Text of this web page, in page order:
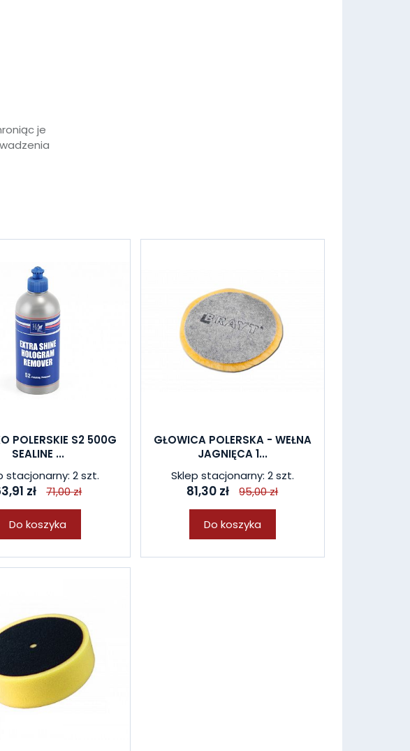
je
POLERSKIE S2 500G
SEALINE ...
stacjonarny: 2 szt.
zł 71,00 zł
Do koszyka
GŁOWICA POLERSKA - WEŁNA
JAGNIĘCA 1...
Sklep stacjonarny: 2 szt.
81,30 zł 95,00 zł
Do koszyka